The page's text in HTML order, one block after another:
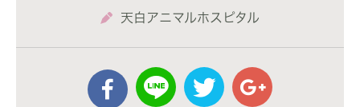
天白アニマルホスピタル